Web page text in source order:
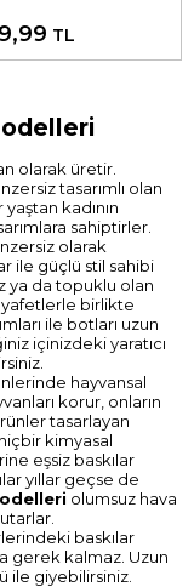
TL
olarak üretir.
tasarımlı olan
kadının
sahiptirler.
olarak
ile güçlü stil sahibi
ya da topuklu olan
birlikte
ile botları uzun
içinizdeki yaratıcı
hayvansal
korur, onların
tasarlayan
kimyasal
eşsiz baskılar
yıllar geçse de
olumsuz hava
baskılar
gerek kalmaz. Uzun
ile giyebilirsiniz.